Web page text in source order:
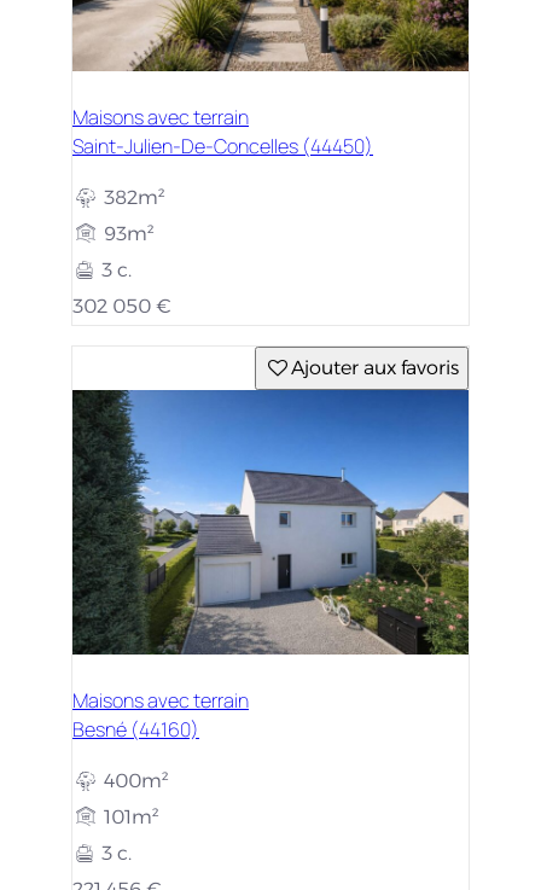
Maisons avec terrain
Saint-Julien-De-Concelles (44450)
382m²
93m²
3 c.
302 050 €
Ajouter aux favoris
Maisons avec terrain
Besné (44160)
400m²
101m²
3 c.